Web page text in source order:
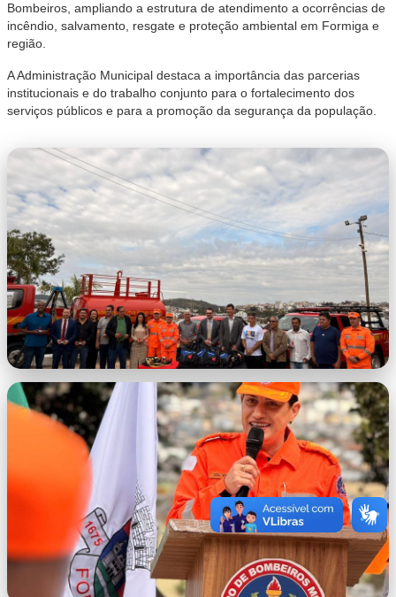
Bombeiros, ampliando a estrutura de atendimento a ocorrências de
incêndio, salvamento, resgate e proteção ambiental em Formiga e
região.
A Administração Municipal destaca a importância das parcerias
institucionais e do trabalho conjunto para o fortalecimento dos
serviços públicos e para a promoção da segurança da população.
WhatsApp Image 2026-06-25 at 16.14.15
(2).jpeg